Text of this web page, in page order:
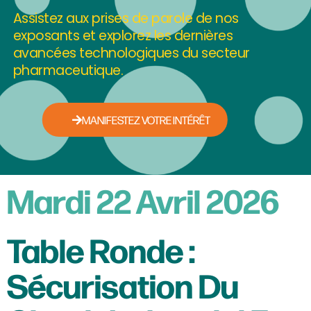
Assistez aux prises de parole de nos
exposants et explorez les dernières
avancées technologiques du secteur
pharmaceutique.
MANIFESTEZ VOTRE INTÉRÊT
Mardi 22 Avril 2026
Table Ronde :
Sécurisation Du